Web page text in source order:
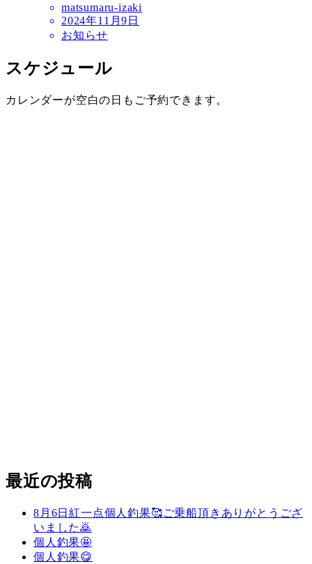
matsumaru-izaki
2024年11月9日
お知らせ
スケジュール
カレンダーが空白の日もご予約できます。
最近の投稿
8月6日紅一点個人釣果🥰ご乗船頂きありがとうござ
いました🙇
個人釣果🤩
個人釣果😋